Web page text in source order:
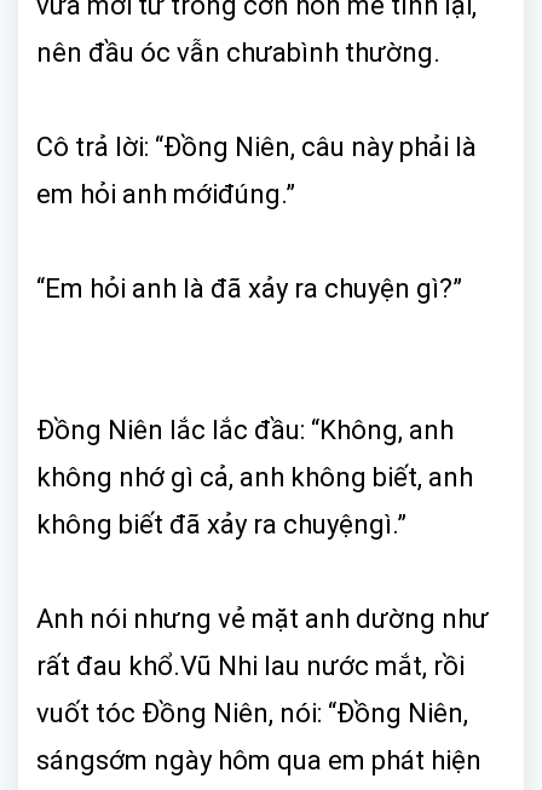
nên đầu óc vẫn chưabình thường.
Cô trả lời: “Đồng Niên, câu này phải là
em hỏi anh mớiđúng.”
“Em hỏi anh là đã xảy ra chuyện gì?”
Đồng Niên lắc lắc đầu: “Không, anh
không nhớ gì cả, anh không biết, anh
không biết đã xảy ra chuyệngì.”
Anh nói nhưng vẻ mặt anh dường như
rất đau khổ.Vũ Nhi lau nước mắt, rồi
vuốt tóc Đồng Niên, nói: “Đồng Niên,
sángsớm ngày hôm qua em phát hiện